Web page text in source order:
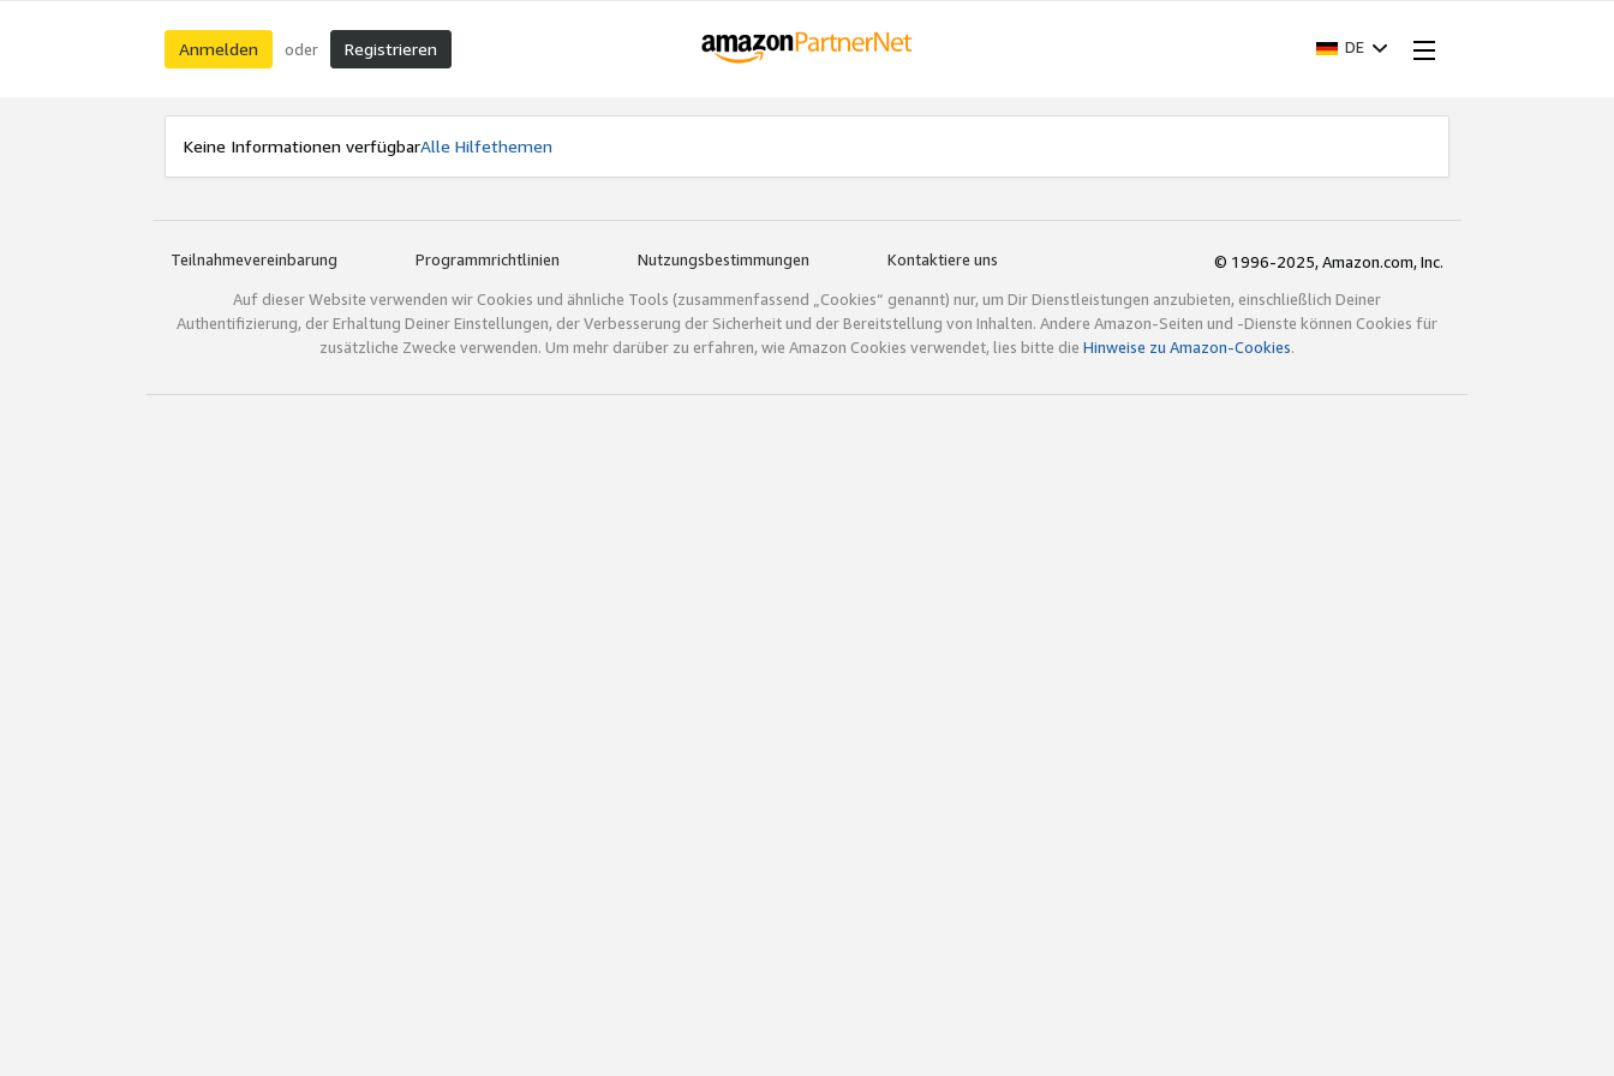
Anmelden oder Registrieren DE
Keine Informationen verfügbarAlle Hilfethemen
Teilnahmevereinbarung Programmrichtlinien Nutzungsbestimmungen Kontaktiere uns
© 1996-2025, Amazon.com, Inc.
Auf dieser Website verwenden wir Cookies und ähnliche Tools (zusammenfassend „Cookies“ genannt) nur, um Dir Dienstleistungen anzubieten, einschließlich Deiner
Authentifizierung, der Erhaltung Deiner Einstellungen, der Verbesserung der Sicherheit und der Bereitstellung von Inhalten. Andere Amazon-Seiten und -Dienste können Cookies für
zusätzliche Zwecke verwenden. Um mehr darüber zu erfahren, wie Amazon Cookies verwendet, lies bitte die Hinweise zu Amazon-Cookies.